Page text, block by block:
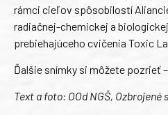
rámci cieľov spôsobilostí
radiačnej-chemickej a
prebiehajúceho cvičenia Toxic
Ďalšie snímky si môžete pozrieť –
Text a foto: OOd NGŠ, Ozbrojené